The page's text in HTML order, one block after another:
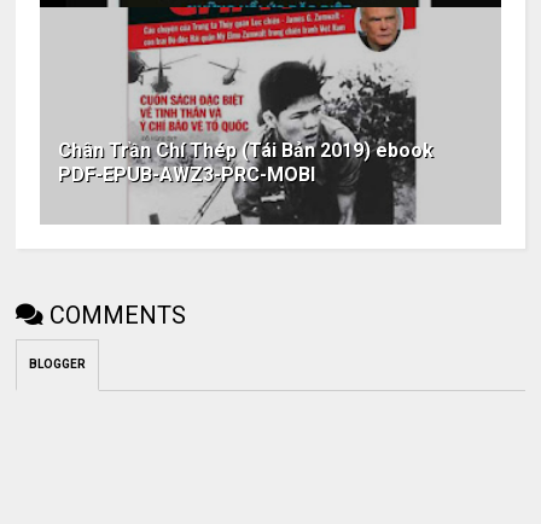
Chân Trần Chí Thép (Tái Bản 2019) ebook
PDF-EPUB-AWZ3-PRC-MOBI
COMMENTS
BLOGGER